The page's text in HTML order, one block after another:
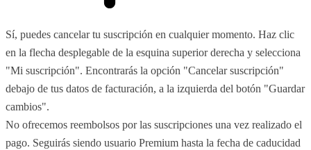
Sí, puedes cancelar tu suscripción en cualquier momento. Haz clic
en la flecha desplegable de la esquina superior derecha y selecciona
"Mi suscripción". Encontrarás la opción "Cancelar suscripción"
debajo de tus datos de facturación, a la izquierda del botón "Guardar
cambios".
No ofrecemos reembolsos por las suscripciones una vez realizado el
pago. Seguirás siendo usuario Premium hasta la fecha de caducidad